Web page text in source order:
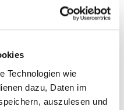
Technologien wie
dazu, Daten im
auszulesen und